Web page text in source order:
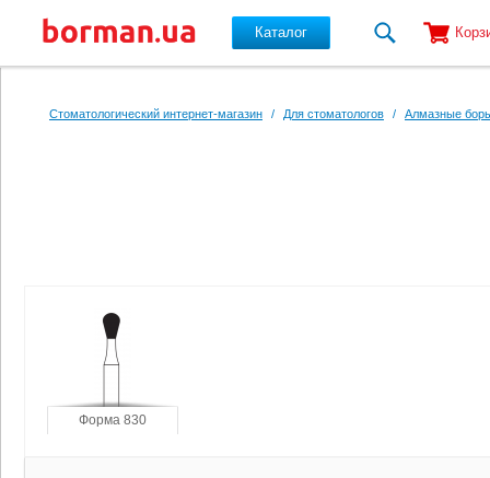
Каталог
Стоматологический интернет-магазин / Для стоматологов / Алмазные
Форма 830